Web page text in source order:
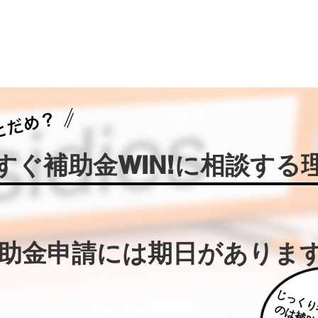
ぐ補助金WIN!に相談する
金申請には期日がありま